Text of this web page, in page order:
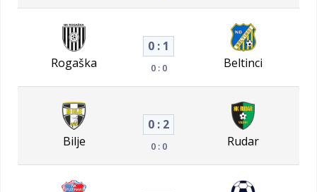
Rogaška
0 : 1
0 : 0 Beltinci
Bilje
0 : 2
0 : 0 Rudar